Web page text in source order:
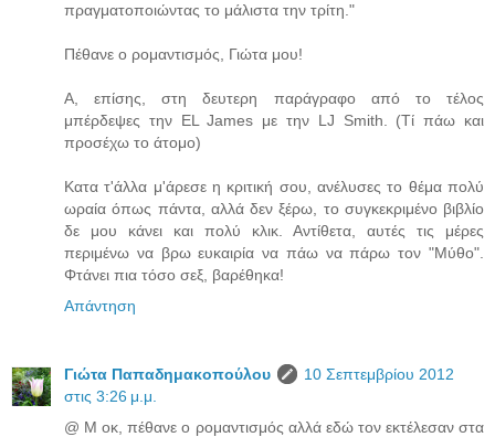
πραγματοποιώντας το μάλιστα την τρίτη."
Πέθανε ο ρομαντισμός, Γιώτα μου!
A, επίσης, στη δευτερη παράγραφο από το τέλος
μπέρδεψες την EL James με την LJ Smith. (Τί πάω και
προσέχω το άτομο)
Κατα τ'άλλα μ'άρεσε η κριτική σου, ανέλυσες το θέμα πολύ
ωραία όπως πάντα, αλλά δεν ξέρω, το συγκεκριμένο βιβλίο
δε μου κάνει και πολύ κλικ. Αντίθετα, αυτές τις μέρες
περιμένω να βρω ευκαιρία να πάω να πάρω τον "Μύθο".
Φτάνει πια τόσο σεξ, βαρέθηκα!
Απάντηση
Γιώτα Παπαδημακοπούλου
10 Σεπτεμβρίου 2012
στις 3:26 μ.μ.
@ Μ οκ, πέθανε ο ρομαντισμός αλλά εδώ τον εκτέλεσαν στα